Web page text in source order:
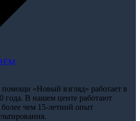
«Новый взгляд» работает в
года. В нашем центе работают
чем 15-летний опыт